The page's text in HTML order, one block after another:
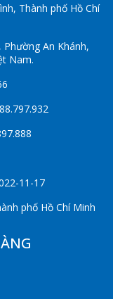
Thành phố Hồ Chí
An Khánh,
Nam.
11-17
phố Hồ Chí Minh